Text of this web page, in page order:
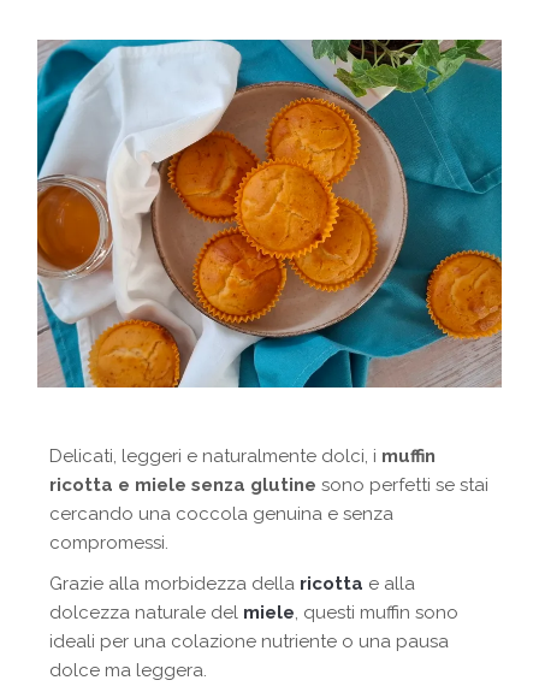
Delicati, leggeri e naturalmente dolci, i muffin
ricotta e miele senza glutine sono perfetti se stai
cercando una coccola genuina e senza
compromessi.
Grazie alla morbidezza della ricotta e alla
dolcezza naturale del miele, questi muffin sono
ideali per una colazione nutriente o una pausa
dolce ma leggera.